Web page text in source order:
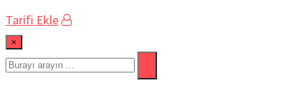
Tarifi Ekle
×